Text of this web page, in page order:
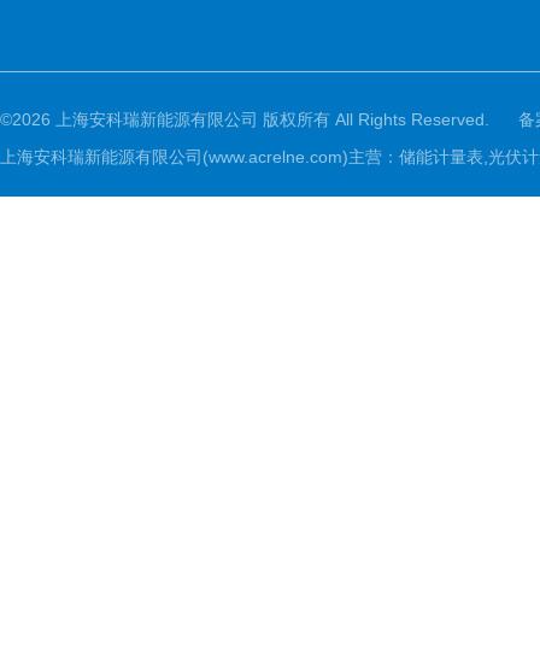
©2026 上海安科瑞新能源有限公司 版权所有 All Rights Reserved.
备
上海安科瑞新能源有限公司(www.acrelne.com)主营：储能计量表,光伏